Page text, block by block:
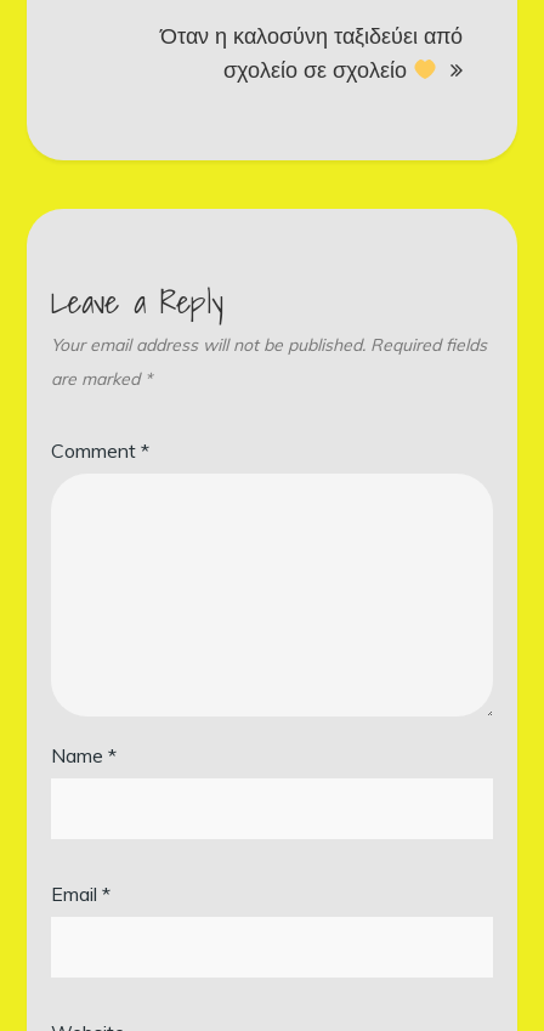
Όταν η καλοσύνη ταξιδεύει από
σχολείο σε σχολείο
Leave a Reply
Your email address will not be published. Required fields
are marked *
Comment*
Name*
Email*